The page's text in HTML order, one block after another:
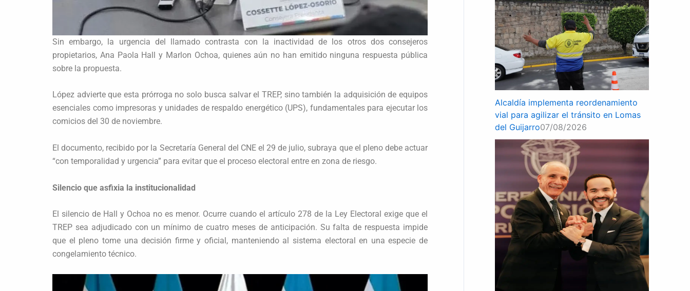
Sin embargo, la urgencia del llamado contrasta con la inactividad de los otros dos consejeros
propietarios, Ana Paola Hall y Marlon Ochoa, quienes aún no han emitido ninguna respuesta pública
sobre la propuesta.
López advierte que esta prórroga no solo busca salvar el TREP, sino también la adquisición de equipos
esenciales como impresoras y unidades de respaldo energético (UPS), fundamentales para ejecutar los
comicios del 30 de noviembre.
El documento, recibido por la Secretaría General del CNE el 29 de julio, subraya que el pleno debe actuar
“con temporalidad y urgencia” para evitar que el proceso electoral entre en zona de riesgo.
Silencio que asfixia la institucionalidad
El silencio de Hall y Ochoa no es menor. Ocurre cuando el artículo 278 de la Ley Electoral exige que el
TREP sea adjudicado con un mínimo de cuatro meses de anticipación. Su falta de respuesta impide
que el pleno tome una decisión firme y oficial, manteniendo al sistema electoral en una especie de
congelamiento técnico.
Alcaldía implementa reordenamiento
vial para agilizar el tránsito en Lomas
del Guijarro07/08/2026